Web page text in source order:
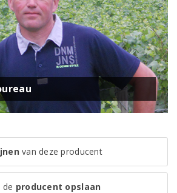
van deze producent
producent opslaan